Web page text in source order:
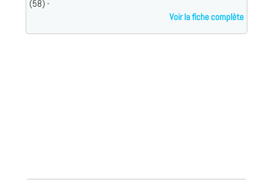
(58) -
Voir la fiche complète